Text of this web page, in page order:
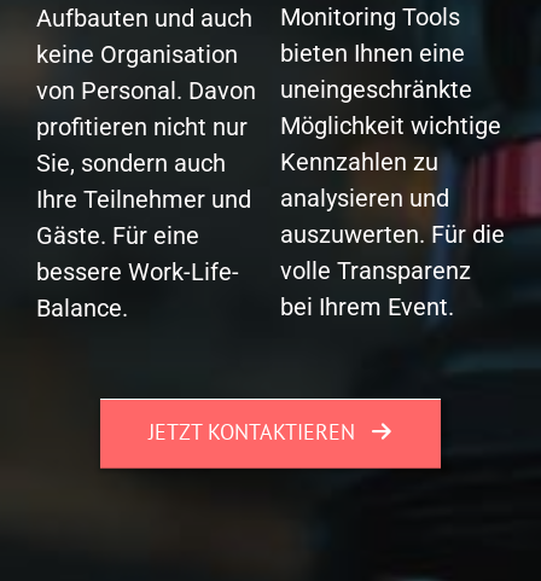
Aufbauten und auch
keine Organisation
von Personal. Davon
profitieren nicht nur
Sie, sondern auch
Ihre Teilnehmer und
Gäste. Für eine
bessere Work-Life-
Balance.
Monitoring Tools
bieten Ihnen eine
uneingeschränkte
Möglichkeit wichtige
Kennzahlen zu
analysieren und
auszuwerten. Für die
volle Transparenz
bei Ihrem Event.
JETZT KONTAKTIEREN